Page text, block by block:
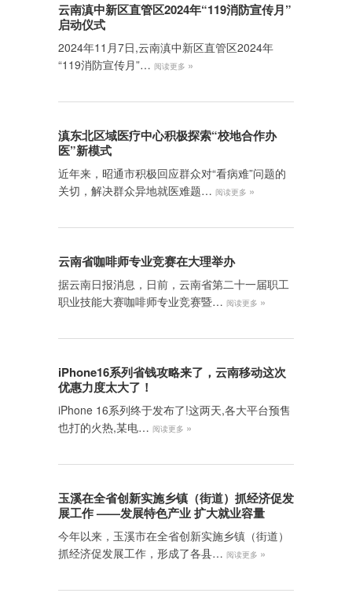
云南滇中新区直管区2024年“119消防宣传月”
启动仪式
2024年11月7日,云南滇中新区直管区2024年
“119消防宣传月”… 阅读更多 »
滇东北区域医疗中心积极探索“校地合作办
医”新模式
近年来，昭通市积极回应群众对“看病难”问题的
关切，解决群众异地就医难题… 阅读更多 »
云南省咖啡师专业竞赛在大理举办
据云南日报消息，日前，云南省第二十一届职工
职业技能大赛咖啡师专业竞赛暨… 阅读更多 »
iPhone16系列省钱攻略来了，云南移动这次
优惠力度太大了！
iPhone 16系列终于发布了!这两天,各大平台预售
也打的火热,某电… 阅读更多 »
玉溪在全省创新实施乡镇（街道）抓经济促发
展工作 ——发展特色产业 扩大就业容量
今年以来，玉溪市在全省创新实施乡镇（街道）
抓经济促发展工作，形成了各县… 阅读更多 »